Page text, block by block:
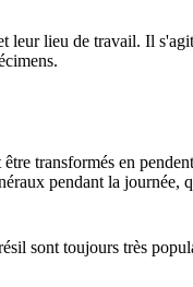
leur lieu de travail. Il
transformés en
pendant la journée,
sont toujours très